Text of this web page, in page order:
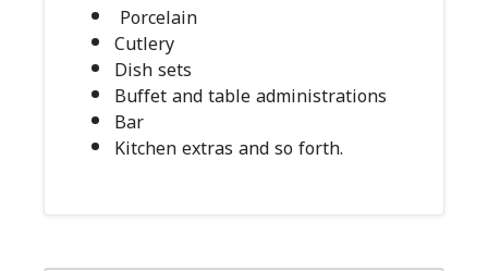
Porcelain
Cutlery
Dish sets
Buffet and table administrations
Bar
Kitchen extras and so forth.